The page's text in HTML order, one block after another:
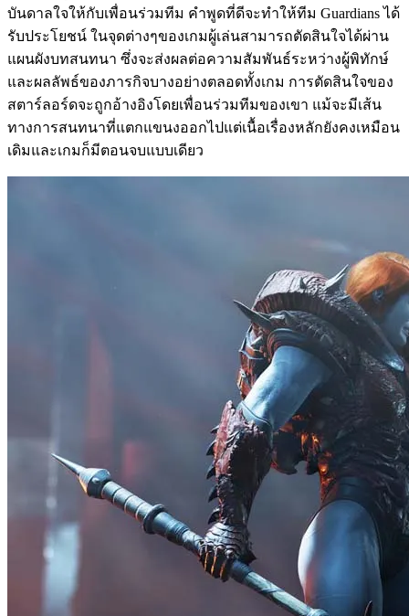
บันดาลใจให้กับเพื่อนร่วมทีม คำพูดที่ดีจะทำให้ทีม Guardians ได้
รับประโยชน์ ในจุดต่างๆของเกมผู้เล่นสามารถตัดสินใจได้ผ่าน
แผนผังบทสนทนา ซึ่งจะส่งผลต่อความสัมพันธ์ระหว่างผู้พิทักษ์
และผลลัพธ์ของภารกิจบางอย่างตลอดทั้งเกม การตัดสินใจของ
สตาร์ลอร์ดจะถูกอ้างอิงโดยเพื่อนร่วมทีมของเขา แม้จะมีเส้น
ทางการสนทนาที่แตกแขนงออกไปแต่เนื้อเรื่องหลักยังคงเหมือน
เดิมและเกมก็มีตอนจบแบบเดียว